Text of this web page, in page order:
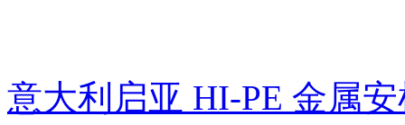
意大利启亚 HI-PE 金属